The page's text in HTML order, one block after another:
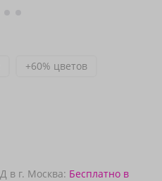
+60% цветов
в г. Москва: Бесплатно в